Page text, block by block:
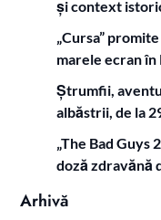
și context
„Cursa”
marele ecran în
Ștrumfii,
albăstrii, de la
„The Bad Guys
doză zdravănă
Arhivă